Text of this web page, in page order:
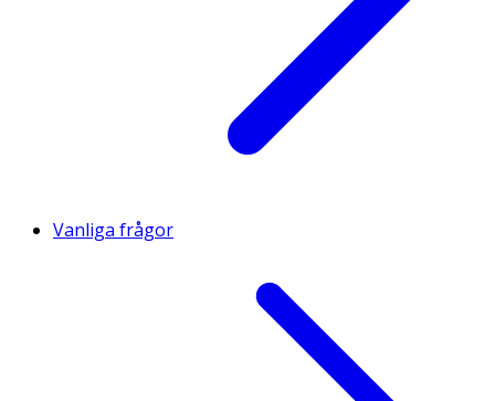
Vanliga frågor